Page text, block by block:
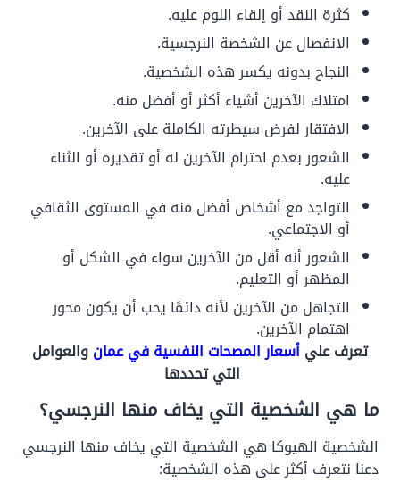
كثرة النقد أو إلقاء اللوم عليه.
الانفصال عن الشخصة النرجسية.
النجاح بدونه يكسر هذه الشخصية.
امتلاك الآخرين أشياء أكثر أو أفضل منه.
الافتقار لفرض سيطرته الكاملة على الآخرين.
الشعور بعدم احترام الآخرين له أو تقديره أو الثناء
عليه.
التواجد مع أشخاص أفضل منه في المستوى الثقافي
أو الاجتماعي.
الشعور أنه أقل من الآخرين سواء في الشكل أو
المظهر أو التعليم.
التجاهل من الآخرين لأنه دائمًا يحب أن يكون محور
اهتمام الآخرين.
تعرف عليأسعار المصحات النفسية في عمانوالعوامل
التي تحددها
ما هي الشخصية التي يخاف منها النرجسي؟
الشخصية الهيوكا هي الشخصية التي يخاف منها النرجسي
دعنا نتعرف أكثر على هذه الشخصية: